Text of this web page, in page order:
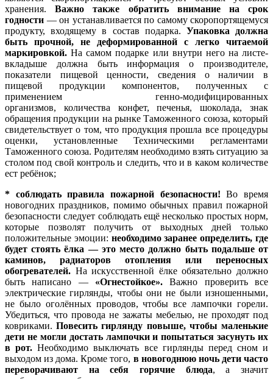
хранения.Важно также обратить внимание на срок
годности — он устанавливается по самому скоропортящемуся
продукту, входящему в состав подарка. Упаковка должна
быть прочной, не деформированной с легко читаемой
маркировкой.На самом подарке или внутри него на листе-
вкладыше должна быть информация о производителе,
показатели пищевой ценности, сведения о наличии в
пищевой продукции компонентов, полученных с
применением генно-модифицированных
организмов, количества конфет, печенья, шоколада, знак
обращения продукции на рынке Таможенного союза, который
свидетельствует о том, что продукция прошла все процедуры
оценки, установленные Техническими регламентами
Таможенного союза. Родителям необходимо взять ситуацию за
столом под свой контроль и следить, что и в каком количестве
ест ребёнок;
* соблюдать правила пожарной безопасности!Во время
новогодних праздников, помимо обычных правил пожарной
безопасности следует соблюдать ещё несколько простых норм,
которые позволят получить от выходных дней только
положительные эмоции: необходимозаранее определить, где
будет стоять ёлка — это место должно быть подальше от
каминов, радиаторов отопления или переносных
обогревателей. На искусственной ёлке обязательно должно
быть написано — «Огнестойкое». Важно проверить все
электрические гирлянды, чтобы они не были изношенными,
не было оголённых проводов, чтобы все лампочки горели.
Убедиться, что провода не зажаты мебелью, не проходят под
ковриками.Повесить гирлянду повыше, чтобы маленькие
дети не могли достать лампочки и попытаться засунуть их
в рот. Необходимо выключать все гирлянды перед сном и
выходом из дома. Кроме того, в новогоднюю ночь дети часто
переворачивают на себя горячие блюда, а значит